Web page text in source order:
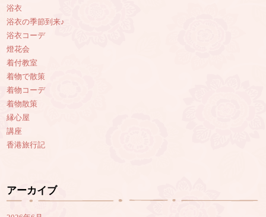
浴衣
浴衣の季節到来♪
浴衣コーデ
燈花会
着付教室
着物で散策
着物コーデ
着物散策
縁心屋
講座
香港旅行記
アーカイブ